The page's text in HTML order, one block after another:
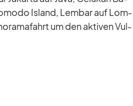
Is­land, Lem­bar auf Lom­
um den ak­ti­ven Vul­